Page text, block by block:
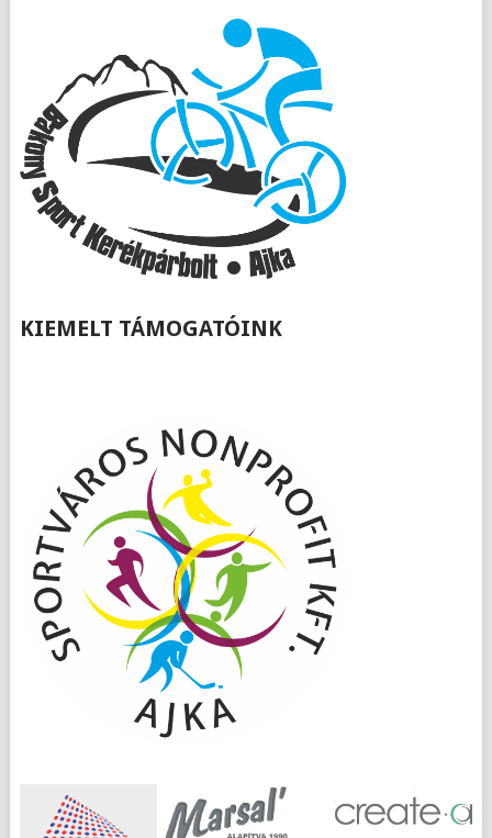
KIEMELT TÁMOGATÓINK